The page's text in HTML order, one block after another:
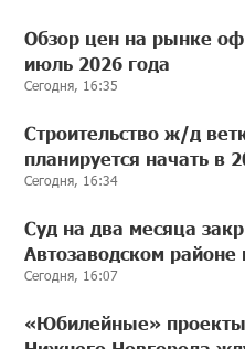
Обзор цен на рынке
июль 2026 года
Сегодня, 16:35
Строительство ж/д
планируется начать в
Сегодня, 16:34
Суд на два месяца
Автозаводском районе
Сегодня, 16:07
«Юбилейные» проекты